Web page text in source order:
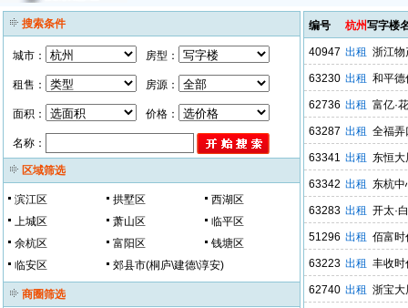
搜索条件
城市： 房型：
租售： 房源：
面积： 价格：
名称：
区域筛选
滨江区 拱墅区
西湖区
上城区
萧山区
临平区
余杭区
富阳区
钱塘区
临安区
郊县市(桐庐\建德\淳安)
商圈筛选
编号 杭州写字楼
40947 出租 浙江物
63230 出租 和平德
62736 出租 富亿·
63287 出租 全福弄
63341 出租 东恒大
63342 出租 东杭中
63283 出租 开太·
51296 出租 佰富时
63223 出租 丰收时
62740 出租 浙宝大